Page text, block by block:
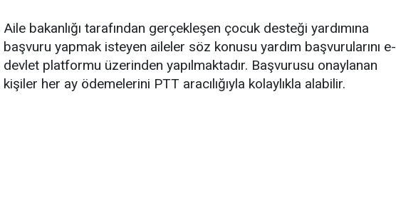
Aile bakanlığı tarafından gerçekleşen çocuk desteği yardımına
başvuru yapmak isteyen aileler söz konusu yardım başvurularını e-
devlet platformu üzerinden yapılmaktadır. Başvurusu onaylanan
kişiler her ay ödemelerini PTT aracılığıyla kolaylıkla alabilir.